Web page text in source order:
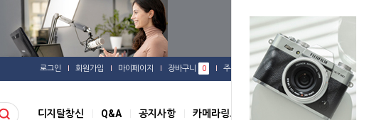
로그인 회원가입 마이페이지 장바구니 0 주문배송 관심상품
디지탈창신 Q&A 공지사항 카메라링크